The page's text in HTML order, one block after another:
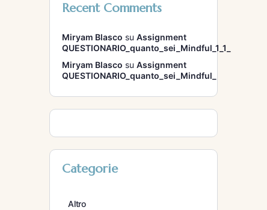
Recent Comments
Miryam Blasco su Assignment
QUESTIONARIO_quanto_sei_Mindful_1_1_
Miryam Blasco su Assignment
QUESTIONARIO_quanto_sei_Mindful_
Categorie
Altro